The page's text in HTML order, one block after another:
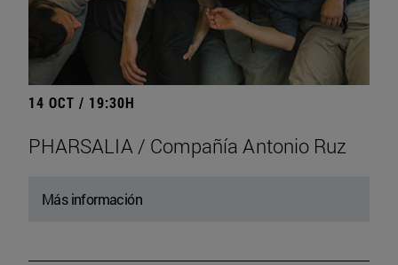
14 OCT / 19:30H
PHARSALIA / Compañía Antonio Ruz
Más información